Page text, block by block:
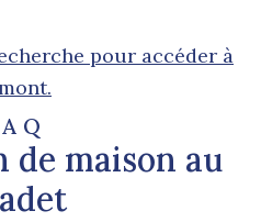
pour accéder à
maison au